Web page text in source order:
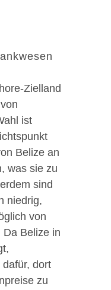
Zielland
ist
Belize an
was sie zu
sind
niedrig,
von
Da Belize in
dort
zu